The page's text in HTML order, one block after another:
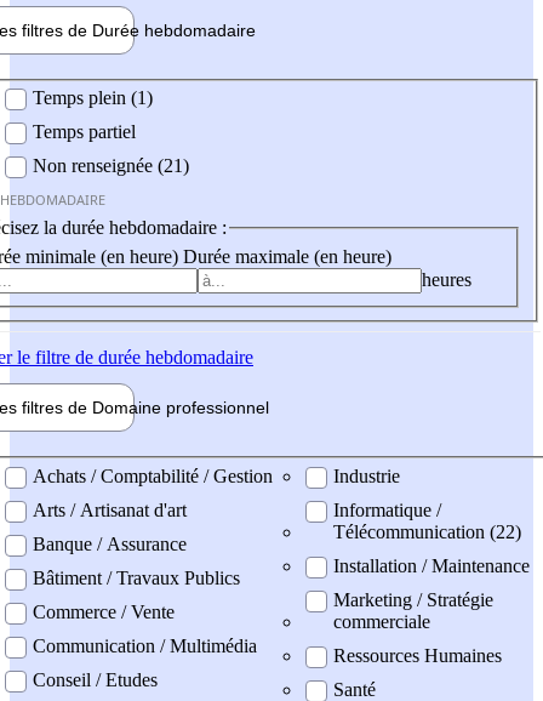
filtres de Durée hebdomadaire
Temps plein (1)
Temps partiel
Non renseignée (21)
la durée hebdomadaire :
minimale (en heure) Durée maximale (en heure)
heures
le filtre de durée hebdomadaire
filtres de Domaine professionnel
professionel
Achats / Comptabilité / Gestion
Arts / Artisanat d'art
Banque / Assurance
Bâtiment / Travaux Publics
Commerce / Vente
Communication / Multimédia
Conseil / Etudes
Industrie
Informatique /
Télécommunication (22)
Installation / Maintenance
Marketing / Stratégie
commerciale
Ressources Humaines
Santé